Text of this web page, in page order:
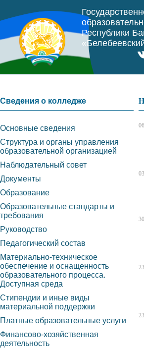
Республики
Сведения о колледже
Основные сведения
Структура и органы управления
образовательной организацией
Наблюдательный совет
Документы
Образование
Образовательные стандарты и
требования
Руководство
Педагогический состав
Материально-техническое
обеспечение и оснащенность
образовательного процесса.
Доступная среда
Стипендии и иные виды
материальной поддержки
Платные образовательные услуги
Финансово-хозяйственная
деятельность